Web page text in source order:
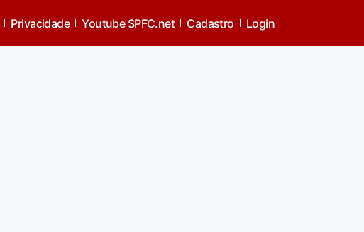
Privacidade Youtube SPFC.net Cadastro Login